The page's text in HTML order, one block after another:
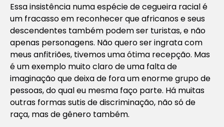
Essa insistência numa espécie de cegueira racial é
um fracasso em reconhecer que africanos e seus
descendentes também podem ser turistas, e não
apenas personagens. Não quero ser ingrata com
meus anfitriões, tivemos uma ótima recepção. Mas
é um exemplo muito claro de uma falta de
imaginação que deixa de fora um enorme grupo de
pessoas, do qual eu mesma faço parte. Há muitas
outras formas sutis de discriminação, não só de
raça, mas de gênero também.